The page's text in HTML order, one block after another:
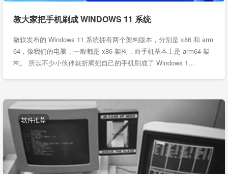
教大家把手机刷成 WINDOWS 11 系统
微软发布的 Windows 11 系统拥有两个架构版本，分别是 x86 和 arm
64，像我们的电脑，一般都是 x86 架构，而手机基本上是 arm64 架
构。 所以不少小伙伴就折腾把自己的手机刷成了 Windows 1…
软件推荐